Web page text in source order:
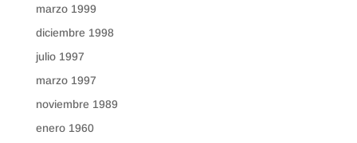
marzo 1999
diciembre 1998
julio 1997
marzo 1997
noviembre 1989
enero 1960